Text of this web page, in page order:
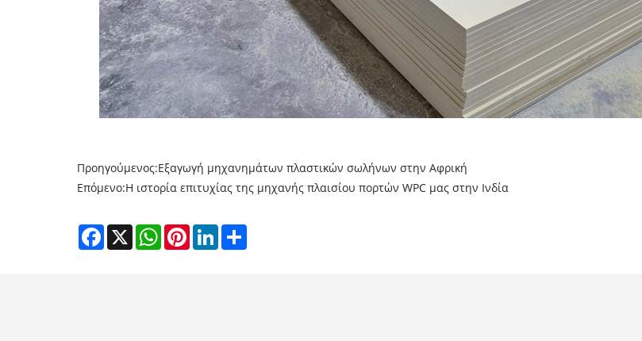
Προηγούμενος:Εξαγωγή μηχανημάτων πλαστικών σωλήνων στην Αφρική
Επόμενο:Η ιστορία επιτυχίας της μηχανής πλαισίου πορτών WPC μας στην Ινδία
Facebook
X WhatsAppPinterestLinkedIn